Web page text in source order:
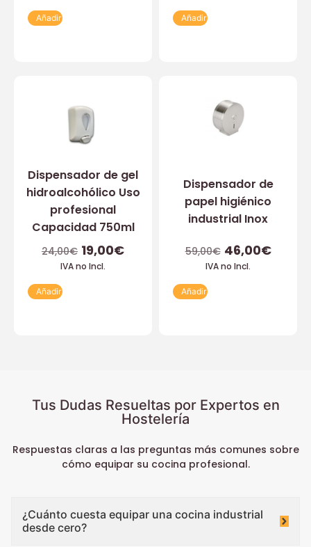
Añadir Añadir
Dispensador de gel
hidroalcohólico Uso
profesional
Capacidad 750ml
24,00€ 19,00€
IVA no Incl.
Añadir
Dispensador de
papel higiénico
industrial Inox
59,00€ 46,00€
IVA no Incl.
Añadir
Tus Dudas Resueltas por Expertos en
Hostelería
Respuestas claras a las preguntas más comunes sobre
cómo equipar su cocina profesional.
¿Cuánto cuesta equipar una cocina industrial
desde cero?